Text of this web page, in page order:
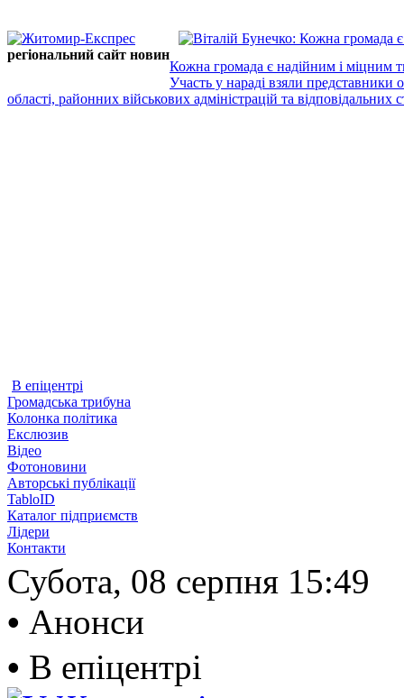
регіональний сайт новин
Кожна громада є надійним і міцним
Участь у нараді взяли представники
області, районних військових адміністрацій та відповідальних
В епіцентрі
Громадська трибуна
Колонка політика
Екслюзив
Відео
Фотоновини
Авторські публікації
TabloID
Каталог підприємств
Лідери
Контакти
Субота, 08 серпня 15:49
• Анонси
• В епіцентрі